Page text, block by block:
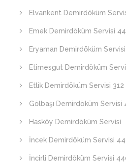
Elvankent Demirdöküm
Emek Demirdöküm Servisi
Eryaman Demirdöküm
Etimesgut Demirdöküm
Etlik Demirdöküm Servisi
Gölbaşı Demirdöküm Servisi
Hasköy Demirdöküm Servisi
İncek Demirdöküm Servisi
İncirli Demirdöküm Servisi